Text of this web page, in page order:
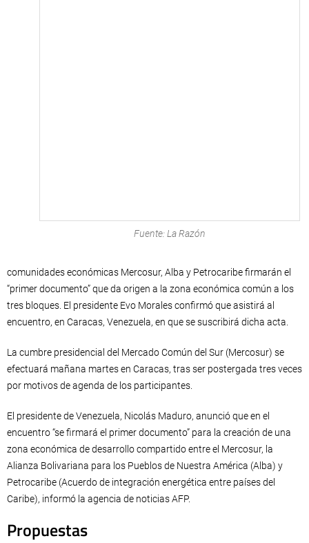
Fuente: La Razón
comunidades económicas Mercosur, Alba y Petrocaribe firmarán el
“primer documento” que da origen a la zona económica común a los
tres bloques. El presidente Evo Morales confirmó que asistirá al
encuentro, en Caracas, Venezuela, en que se suscribirá dicha acta.
La cumbre presidencial del Mercado Común del Sur (Mercosur) se
efectuará mañana martes en Caracas, tras ser postergada tres veces
por motivos de agenda de los participantes.
El presidente de Venezuela, Nicolás Maduro, anunció que en el
encuentro “se firmará el primer documento” para la creación de una
zona económica de desarrollo compartido entre el Mercosur, la
Alianza Bolivariana para los Pueblos de Nuestra América (Alba) y
Petrocaribe (Acuerdo de integración energética entre países del
Caribe), informó la agencia de noticias AFP.
Propuestas